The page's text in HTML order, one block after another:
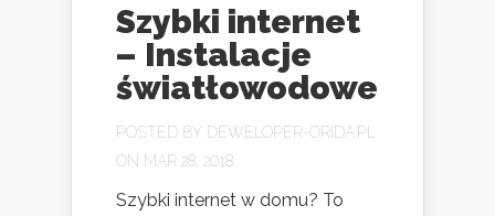
Szybki internet
– Instalacje
światłowodowe
POSTED BY DEWELOPER-ORIDA.PL
ON MAR 28, 2018
Szybki internet w domu? To